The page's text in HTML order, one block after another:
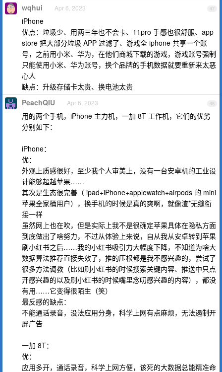
47
wqhui Apr 6, 2023
iPhone
优点：垃圾少、用两三年也不会卡、11pro 手感也很舒服、app
store 把大部分垃圾 APP 过滤了、游戏全 iphone 共享一个账
号，之前用小米、华为，在他们商城下载的游戏，游戏账号强制
只能使用小米、华为账号，换个品牌的手机数据就要重新来太恶
心人
缺点：升级存储卡太贵、换电池太贵
48
PeachQIU Apr 6, 2023
用的两个手机，iPhone 主力机，一加 8T 工作机，它们的优劣
分别如下：
iPhone：
优：
外观上质感很好，至少我个人审美上，没有一台安卓机的工业设
计能够超越苹果……
其次是生态很完善（ ipad+iPhone+applewatch+airpods 的 mini
苹果全家桶用户），换手机的时候是真的爽啊，就像渣*无缝衔
接一样
虽然网上也在吹，但是实际上我不是很确定苹果具体在隐私方面
到底做出了啥努力，不过从体验上来说，自从我从安卓转到苹果
刷小红书之后……我的小红书吸引力大幅度下降，不知道为啥大
数据算法推荐直接失效了，推的压根都是我不感兴趣的，尝试了
很多方法调教（比如刷小红书的时候搜索关键内容、推送中只点
开感兴趣的以及刷小红书的时候嘴里念叨感兴趣的内容），都没
有用……它变得很陌生（笑）
最反感的缺点：
不能通话录音，没法应用分身，科学上网有点麻烦，无法遏制开
屏广告
一加 8T：
优：
应用多开，通话录音，科学上网方便，该死的大数据总能精准命